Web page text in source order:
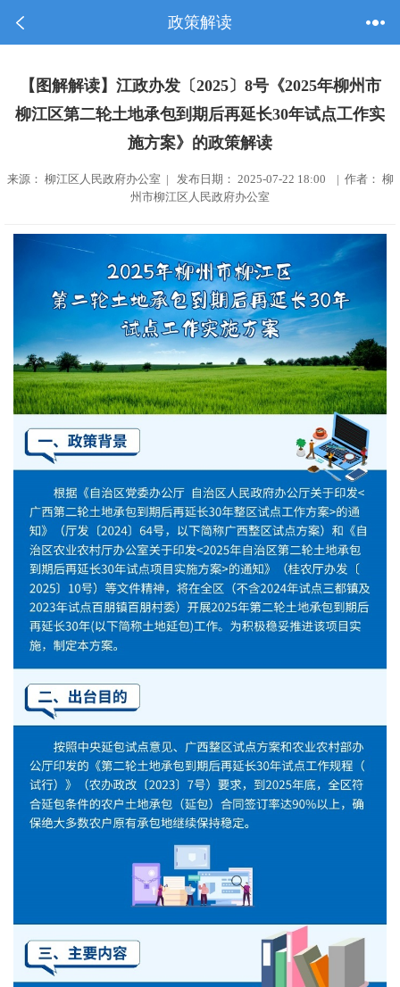
政策解读
【图解解读】江政办发〔2025〕8号《2025年柳州市
柳江区第二轮土地承包到期后再延长30年试点工作实
施方案》的政策解读
来源： 柳江区人民政府办公室 | 发布日期： 2025-07-22 18:00 | 作者： 柳
州市柳江区人民政府办公室